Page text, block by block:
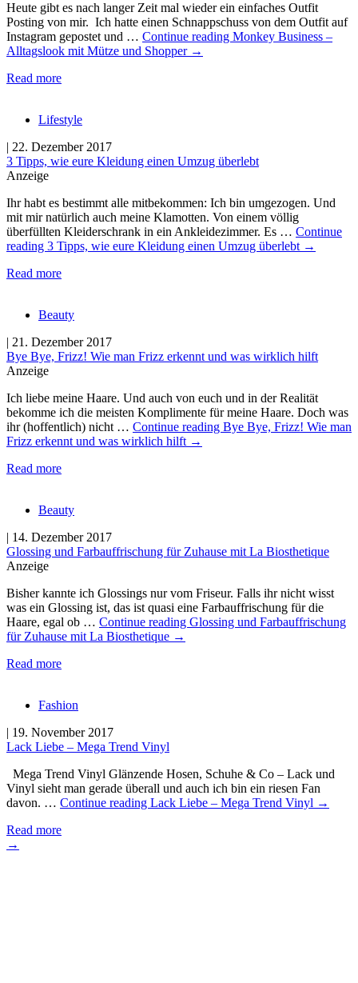
Heute gibt es nach langer Zeit mal wieder ein einfaches Outfit
Posting von mir. Ich hatte einen Schnappschuss von dem Outfit auf
Instagram gepostet und … Continue reading Monkey Business –
Alltagslook mit Mütze und Shopper →
Read more
Lifestyle
| 22. Dezember 2017
3 Tipps, wie eure Kleidung einen Umzug überlebt
Anzeige
Ihr habt es bestimmt alle mitbekommen: Ich bin umgezogen. Und
mit mir natürlich auch meine Klamotten. Von einem völlig
überfüllten Kleiderschrank in ein Ankleidezimmer. Es … Continue
reading 3 Tipps, wie eure Kleidung einen Umzug überlebt →
Read more
Beauty
| 21. Dezember 2017
Bye Bye, Frizz! Wie man Frizz erkennt und was wirklich hilft
Anzeige
Ich liebe meine Haare. Und auch von euch und in der Realität
bekomme ich die meisten Komplimente für meine Haare. Doch was
ihr (hoffentlich) nicht … Continue reading Bye Bye, Frizz! Wie man
Frizz erkennt und was wirklich hilft →
Read more
Beauty
| 14. Dezember 2017
Glossing und Farbauffrischung für Zuhause mit La Biosthetique
Anzeige
Bisher kannte ich Glossings nur vom Friseur. Falls ihr nicht wisst
was ein Glossing ist, das ist quasi eine Farbauffrischung für die
Haare, egal ob … Continue reading Glossing und Farbauffrischung
für Zuhause mit La Biosthetique →
Read more
Fashion
| 19. November 2017
Lack Liebe – Mega Trend Vinyl
Mega Trend Vinyl Glänzende Hosen, Schuhe & Co – Lack und
Vinyl sieht man gerade überall und auch ich bin ein riesen Fan
davon. … Continue reading Lack Liebe – Mega Trend Vinyl →
Read more
→